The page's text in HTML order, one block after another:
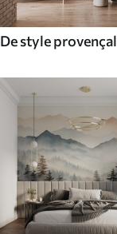
De style provençal